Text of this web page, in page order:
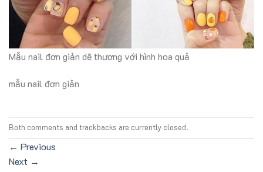
Mẫu nail đơn giản dẽ thương với hình hoa quả
mẫu nail đơn giản
Both comments and trackbacks are currently closed.
← Previous
Next →